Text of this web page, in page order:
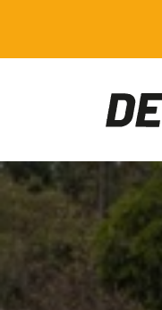
Main Navigation